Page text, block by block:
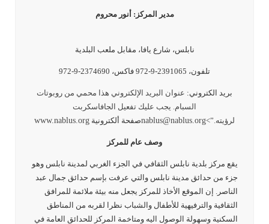
مدير المركز: أنور محروم
نابلس، شارع يافا، مقابل ملعب البلدية
تلفون، 2391065-9-972 فاكس، 2374690-9-972
بريد الكتروني: عنوان البريد الإلكتروني هذا محمي من روبوتات
السبام. يجب عليك تفعيل الجافاسكربت
لرؤيته.”>nablus@nablus.orgصفحة ألكترونية www.nablus.org
وصف عام للمركز
يقع مركز بلدية نابلس الثقافي في الجزء الغربي لمدينة نابلس وهو
جزء من حدائق مدينة نابلس والتي عرفت بإسم حدائق جمال عبد
الناصر. إن الموقع الأخاذ للمركز يجعل منه بيئة ملائمة للمرافق
الثقافية والترفيهية للأطفال والشباب نظرا لقربه من المناطق
السكنية وسهولة الوصول اليه ومتاخمة المركز للحدائق العامة في